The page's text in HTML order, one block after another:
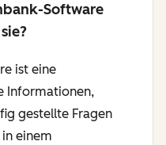
Software
ist eine
Informationen,
gestellte Fragen
in einem